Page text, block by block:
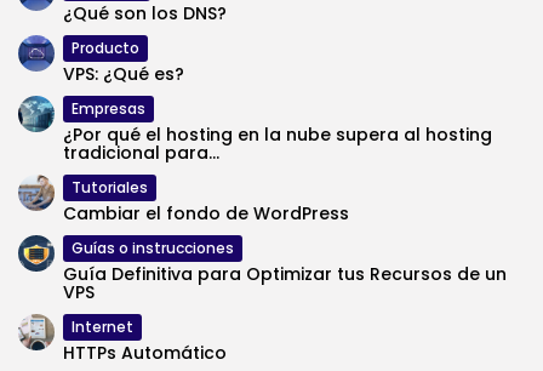
¿Qué son los DNS?
Producto
VPS: ¿Qué es?
Empresas
¿Por qué el hosting en la nube supera al hosting
tradicional para...
Tutoriales
Cambiar el fondo de WordPress
Guías o instrucciones
Guía Definitiva para Optimizar tus Recursos de un
VPS
Internet
HTTPs Automático